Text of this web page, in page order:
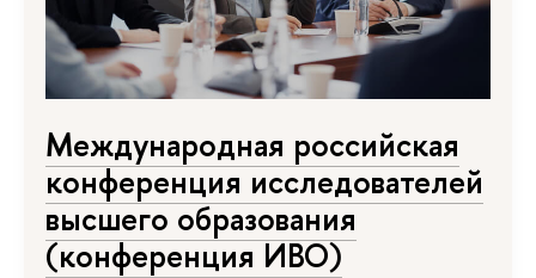
Международная российская
конференция исследователей
высшего образования
(конференция ИВО)